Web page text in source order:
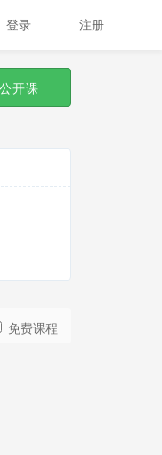
登录 注册
开课
免费课程